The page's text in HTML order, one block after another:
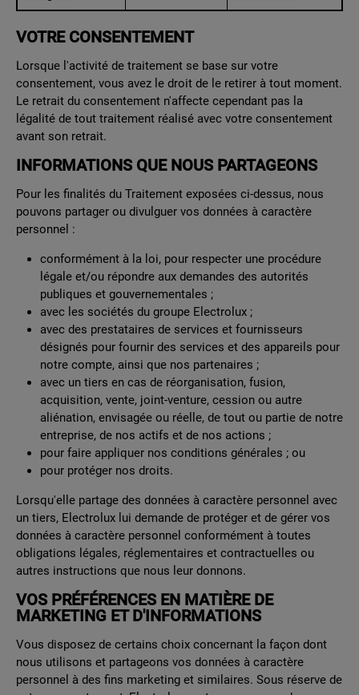
VOTRE CONSENTEMENT
Lorsque l'activité de traitement se base sur votre
consentement, vous avez le droit de le retirer à tout moment.
Le retrait du consentement n'affecte cependant pas la
légalité de tout traitement réalisé avec votre consentement
avant son retrait.
INFORMATIONS QUE NOUS PARTAGEONS
Pour les finalités du Traitement exposées ci-dessus, nous
pouvons partager ou divulguer vos données à caractère
personnel :
conformément à la loi, pour respecter une procédure
légale et/ou répondre aux demandes des autorités
publiques et gouvernementales ;
avec les sociétés du groupe Electrolux ;
avec des prestataires de services et fournisseurs
désignés pour fournir des services et des appareils pour
notre compte, ainsi que nos partenaires ;
avec un tiers en cas de réorganisation, fusion,
acquisition, vente, joint-venture, cession ou autre
aliénation, envisagée ou réelle, de tout ou partie de notre
entreprise, de nos actifs et de nos actions ;
pour faire appliquer nos conditions générales ; ou
pour protéger nos droits.
Lorsqu'elle partage des données à caractère personnel avec
un tiers, Electrolux lui demande de protéger et de gérer vos
données à caractère personnel conformément à toutes
obligations légales, réglementaires et contractuelles ou
autres instructions que nous leur donnons.
VOS PRÉFÉRENCES EN MATIÈRE DE
MARKETING ET D'INFORMATIONS
Vous disposez de certains choix concernant la façon dont
nous utilisons et partageons vos données à caractère
personnel à des fins marketing et similaires. Sous réserve de